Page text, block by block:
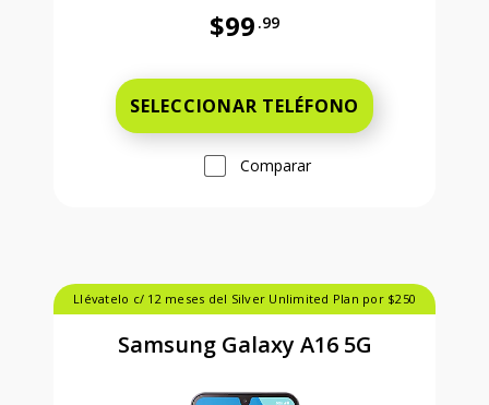
$99 .99
SELECCIONAR TELÉFONO
Comparar
Llévatelo c/ 12 meses del Silver Unlimited Plan por $250
Samsung Galaxy A16 5G